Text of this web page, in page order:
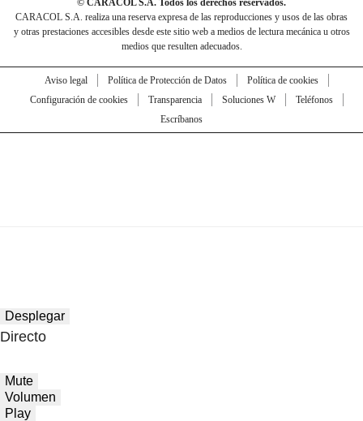
© CARACOL S.A. Todos los derechos reservados.
CARACOL S.A. realiza una reserva expresa de las reproducciones y usos de las obras
y otras prestaciones accesibles desde este sitio web a medios de lectura mecánica u otros
medios que resulten adecuados.
Aviso legal Política de Protección de Datos
Política de cookies
Configuración de cookies
Transparencia Soluciones W
Teléfonos
Escríbanos
Desplegar
Directo
Mute
Volumen
Play